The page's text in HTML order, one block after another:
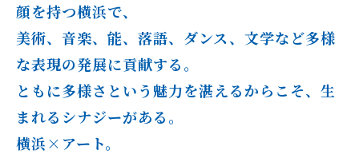
顔を持つ横浜で、
美術、音楽、能、落語、ダンス、文学など多様
な表現の発展に貢献する。
ともに多様さという魅力を湛えるからこそ、生
まれるシナジーがある。
横浜×アート。